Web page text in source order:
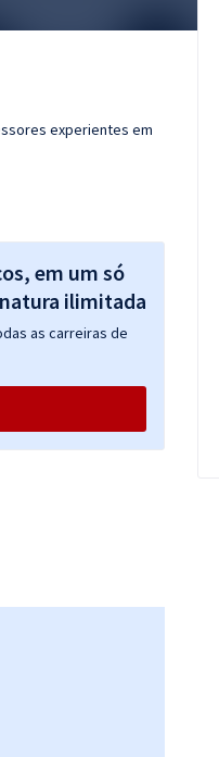
experientes em
em um só
as carreiras de